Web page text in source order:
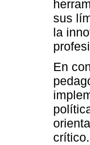
sus
la
En
crítico.